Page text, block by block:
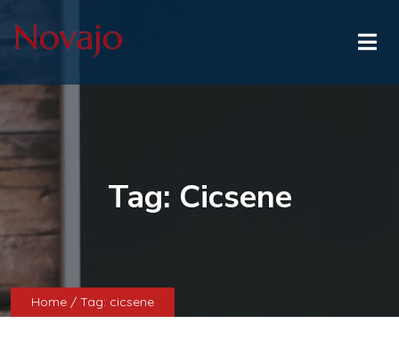
Tag: Cicsene
Home / Tag: cicsene